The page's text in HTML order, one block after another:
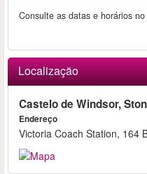
Consulte as datas e horários
Localização
Castelo de Windsor,
Endereço
Victoria Coach Station, 164